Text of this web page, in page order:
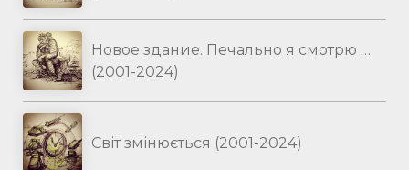
Новое здание. Печально я смотрю …
(2001-2024)
Світ змінюється (2001-2024)